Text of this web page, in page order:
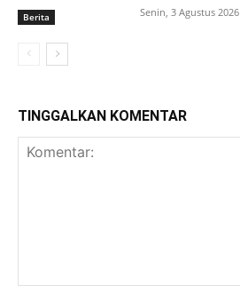
Berita Senin, 3 Agustus 2026
TINGGALKAN KOMENTAR